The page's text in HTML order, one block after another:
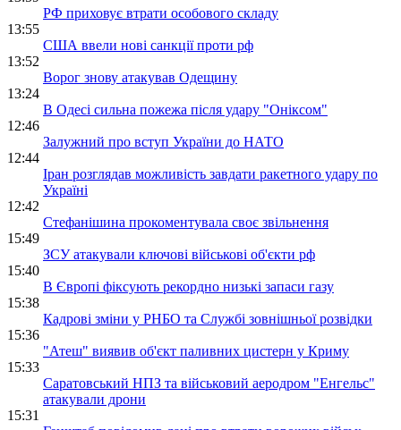
РФ приховує втрати особового складу
13:55
США ввели нові санкції проти рф
13:52
Ворог знову атакував Одещину
13:24
В Одесі сильна пожежа після удару "Оніксом"
12:46
Залужний про вступ України до НАТО
12:44
Іран розглядав можливість завдати ракетного удару по
Україні
12:42
Стефанішина прокоментувала своє звільнення
15:49
ЗСУ атакували ключові військові об'єкти рф
15:40
В Європі фіксують рекордно низькі запаси газу
15:38
Кадрові зміни у РНБО та Службі зовнішньої розвідки
15:36
"Атеш" виявив об'єкт паливних цистерн у Криму
15:33
Саратовський НПЗ та військовий аеродром "Енгельс"
атакували дрони
15:31